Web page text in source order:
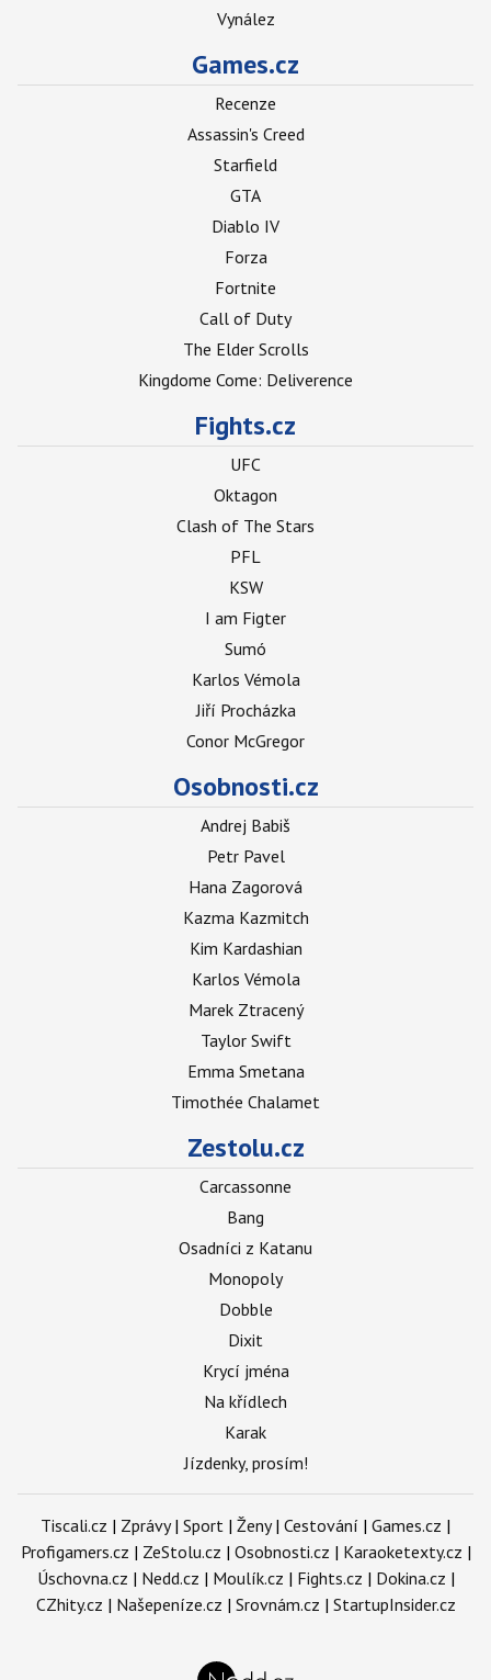
Vynález
Games.cz
Recenze
Assassin's Creed
Starfield
GTA
Diablo IV
Forza
Fortnite
Call of Duty
The Elder Scrolls
Kingdome Come: Deliverence
Fights.cz
UFC
Oktagon
Clash of The Stars
PFL
KSW
I am Figter
Sumó
Karlos Vémola
Jiří Procházka
Conor McGregor
Osobnosti.cz
Andrej Babiš
Petr Pavel
Hana Zagorová
Kazma Kazmitch
Kim Kardashian
Karlos Vémola
Marek Ztracený
Taylor Swift
Emma Smetana
Timothée Chalamet
Zestolu.cz
Carcassonne
Bang
Osadníci z Katanu
Monopoly
Dobble
Dixit
Krycí jména
Na křídlech
Karak
Jízdenky, prosím!
Tiscali.cz | Zprávy| Sport | Ženy| Cestování | Games.cz |
Profigamers.cz | ZeStolu.cz | Osobnosti.cz | Karaoketexty.cz |
Úschovna.cz | Nedd.cz | Moulík.cz | Fights.cz | Dokina.cz |
CZhity.cz | Našepeníze.cz | Srovnám.cz | StartupInsider.cz